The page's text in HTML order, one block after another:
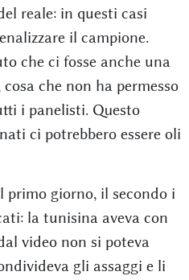
reale: in questi casi
il campione.
che ci fosse anche una
che non ha permesso
i panelisti. Questo
ci potrebbero essere oli
giorno, il secondo i
la tunisina aveva con
video non si poteva
gli assaggi e li